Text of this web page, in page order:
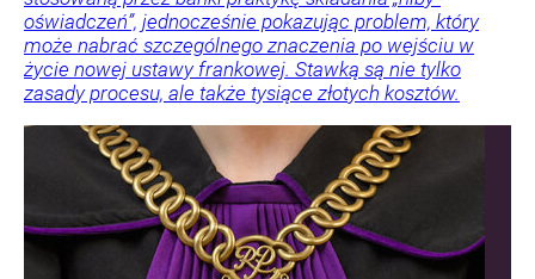
oświadczeń”, jednocześnie pokazując problem, który
może nabrać szczególnego znaczenia po wejściu w
życie nowej ustawy frankowej. Stawką są nie tylko
zasady procesu, ale także tysiące złotych kosztów.